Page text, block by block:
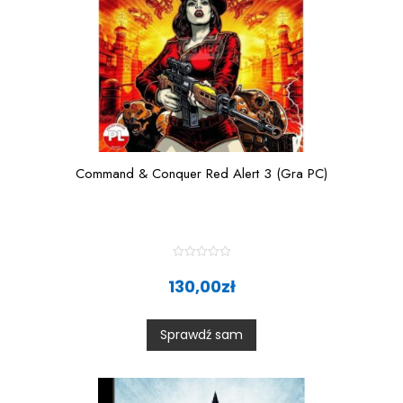
Command & Conquer Red Alert 3 (Gra PC)
0
o
u
t
130,00zł
Sprawdź sam